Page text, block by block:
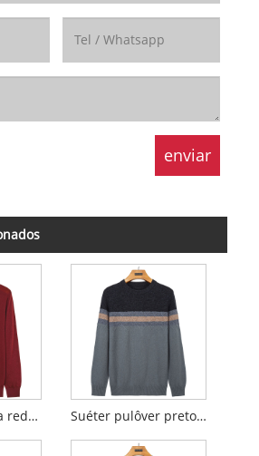
Suéter com gola redonda Suéter pulôver preto com gola redonda